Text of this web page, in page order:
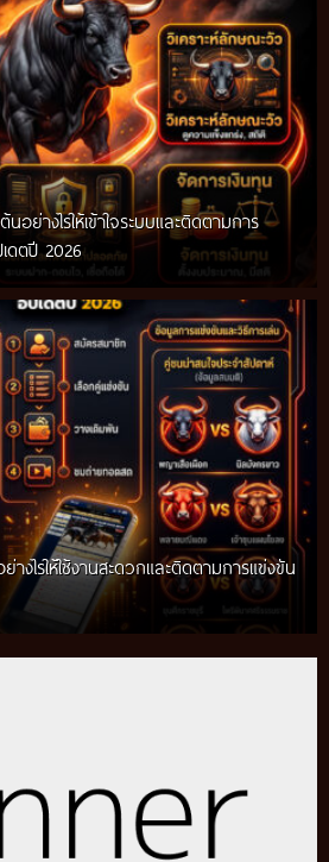
อย่างไรให้เข้าใจระบบและติดตามการ
ดตปี 2026
ไรให้ใช้งานสะดวกและติดตามการแข่งขัน